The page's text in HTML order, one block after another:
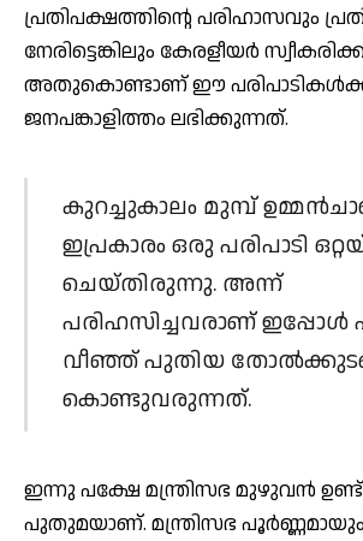
പ്രതിപക്ഷത്തിന്റെ പരിഹാസവും
നേരിട്ടെങ്കിലും കേരളീയര്‍
അതുകൊണ്ടാണ് ഈ
ജനപങ്കാളിത്തം ലഭിക്കുന്നത്.
കുറച്ചുകാലം മുമ്പ്
ഇപ്രകാരം ഒരു പരിപാടി
ചെയ്തിരുന്നു. അന്ന്
പരിഹസിച്ചവരാണ് ഇപ്പോള്‍
വീഞ്ഞ് പുതിയ
കൊണ്ടുവരുന്നത്.
ഇന്നു പക്ഷേ മന്ത്രിസഭ മുഴുവന്‍
പുതുമയാണ്. മന്ത്രിസഭ പൂര്‍ണ്ണമായും